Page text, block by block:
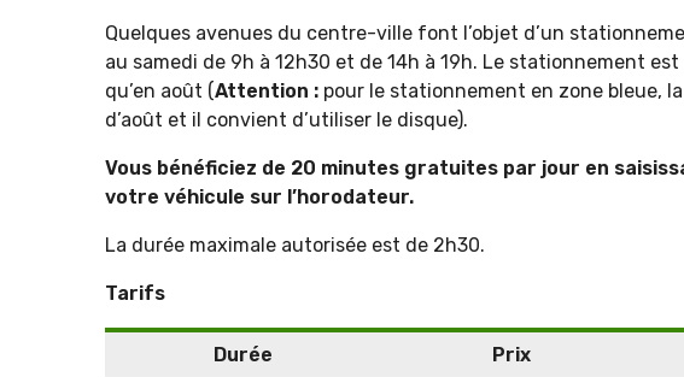
Quelques avenues du centre-ville font l’objet d’un
au samedi de 9h à 12h30 et de 14h à 19h. Le stationnement
qu’en août (Attention : pour le stationnement en zone bleue,
d’août et il convient d’utiliser le disque).
Vous bénéficiez de 20 minutes gratuites par jour en
votre véhicule sur l’horodateur.
La durée maximale autorisée est de 2h30.
Tarifs
Durée Prix